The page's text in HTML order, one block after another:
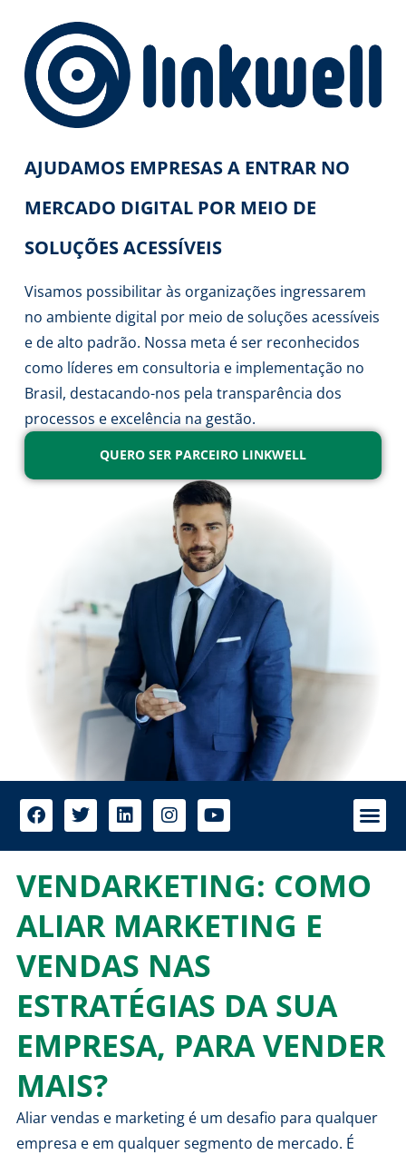
AJUDAMOS EMPRESAS A ENTRAR NO
MERCADO DIGITAL POR MEIO DE
SOLUÇÕES ACESSÍVEIS
Visamos possibilitar às organizações ingressarem
no ambiente digital por meio de soluções acessíveis
e de alto padrão. Nossa meta é ser reconhecidos
como líderes em consultoria e implementação no
Brasil, destacando-nos pela transparência dos
processos e excelência na gestão.
QUERO SER PARCEIRO LINKWELL
VENDARKETING: COMO
ALIAR MARKETING E
VENDAS NAS
ESTRATÉGIAS DA SUA
EMPRESA, PARA VENDER
MAIS?
Aliar vendas e marketingé um desafio para qualquer
empresa e em qualquer segmento de mercado. É